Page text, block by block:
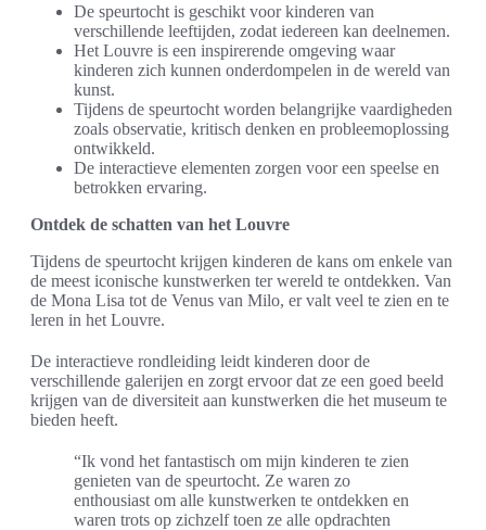
De speurtocht is geschikt voor kinderen van
verschillende leeftijden, zodat iedereen kan deelnemen.
Het Louvre is een inspirerende omgeving waar
kinderen zich kunnen onderdompelen in de wereld van
kunst.
Tijdens de speurtocht worden belangrijke vaardigheden
zoals observatie, kritisch denken en probleemoplossing
ontwikkeld.
De interactieve elementen zorgen voor een speelse en
betrokken ervaring.
Ontdek de schatten van het Louvre
Tijdens de speurtocht krijgen kinderen de kans om enkele van
de meest iconische kunstwerken ter wereld te ontdekken. Van
de Mona Lisa tot de Venus van Milo, er valt veel te zien en te
leren in het Louvre.
De interactieve rondleiding leidt kinderen door de
verschillende galerijen en zorgt ervoor dat ze een goed beeld
krijgen van de diversiteit aan kunstwerken die het museum te
bieden heeft.
“Ik vond het fantastisch om mijn kinderen te zien
genieten van de speurtocht. Ze waren zo
enthousiast om alle kunstwerken te ontdekken en
waren trots op zichzelf toen ze alle opdrachten